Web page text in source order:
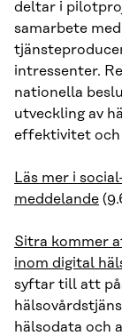
deltar i
samarbete
intressenter.
nationella
utveckling av
effektivitet och
Läs mer i
meddelande
Sitra kommer
inom digital
syftar till att
hälsodata och